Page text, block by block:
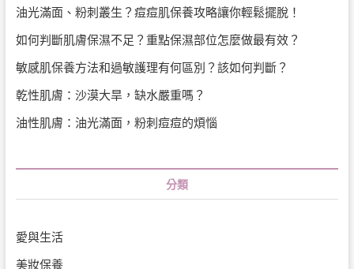
油光滿面、粉刺叢生？痘痘肌保養攻略讓你輕鬆擺脫！
如何判斷肌膚保濕不足？重點保濕部位怎麼做最有效？
敏感肌保養方法和過敏護理有何區別？該如何判斷？
乾性肌膚：沙漠大旱，缺水嚴重嗎？
油性肌膚：油光滿面，粉刺痘痘的煩惱
分類
愛與生活
美妝保養